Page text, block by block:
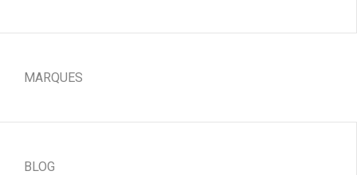
MARQUES
BLOG